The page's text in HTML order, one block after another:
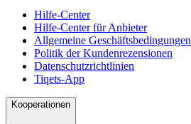
Hilfe-Center
Hilfe-Center für Anbieter
Allgemeine Geschäftsbedingungen
Politik der Kundenrezensionen
Datenschutzrichtlinien
Tiqets-App
Kooperationen